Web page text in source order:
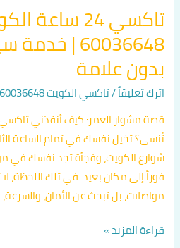
تاكسي 24
60036648 |
بدون علامة
اترك تعليقاً/تاكسي الكويت 60036648
تُنسى؟ تخيل نفسك في تمام الساعة
شوارع الكويت، وفجأة تجد نفسك في
فوراً إلى مكان بعيد. في تلك اللحظة،
مواصلات، بل تبحث عن الأمان،
قراءة المزيد »